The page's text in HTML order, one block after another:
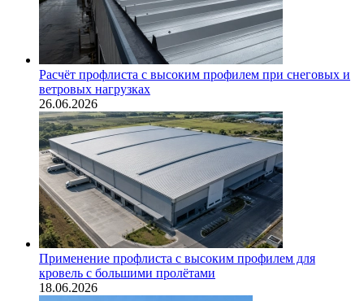
Расчёт профлиста с высоким профилем при снеговых и
ветровых нагрузках
26.06.2026
Применение профлиста с высоким профилем для
кровель с большими пролётами
18.06.2026